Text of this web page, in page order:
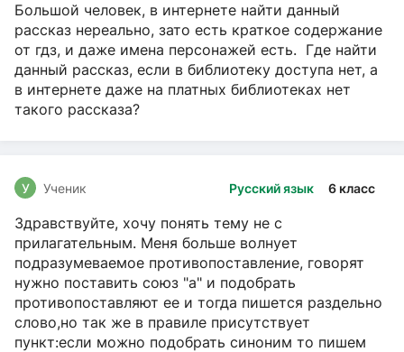
Большой человек, в интернете найти данный
рассказ нереально, зато есть краткое содержание
от гдз, и даже имена персонажей есть. Где найти
данный рассказ, если в библиотеку доступа нет, а
в интернете даже на платных библиотеках нет
такого рассказа?
Русский язык 6 класс
У Ученик
Здравствуйте, хочу понять тему не с
прилагательным. Меня больше волнует
подразумеваемое противопоставление, говорят
нужно поставить союз "а" и подобрать
противопоставляют ее и тогда пишется раздельно
слово,но так же в правиле присутствует
пункт:если можно подобрать синоним то пишем